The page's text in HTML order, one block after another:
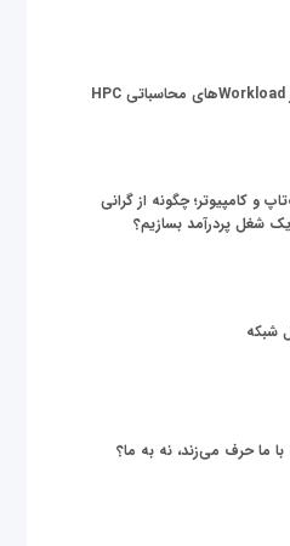
و کامپیوتر؛ چگونه از گرانی
شغل پردرآمد بسازیم؟
شبکه
با ما حرف می‌زند، نه به ما؟